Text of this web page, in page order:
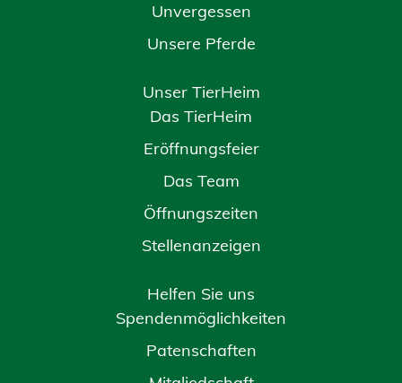
Unvergessen
Unsere Pferde
Unser TierHeim
Das TierHeim
Eröffnungsfeier
Das Team
Öffnungszeiten
Stellenanzeigen
Helfen Sie uns
Spendenmöglichkeiten
Patenschaften